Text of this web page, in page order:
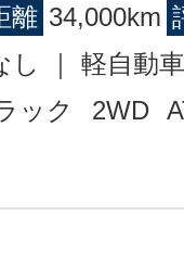
離 34,000km
し ｜ 軽自動車
ック 2WD